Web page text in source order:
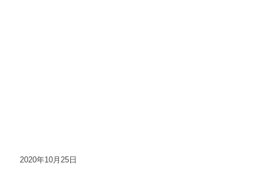
2020年10月25日